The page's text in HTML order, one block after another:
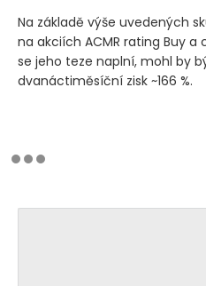
Na základě výše uvedených
na akciích ACMR rating Buy a
se jeho teze naplní, mohl by
dvanáctiměsíční zisk ~166 %.